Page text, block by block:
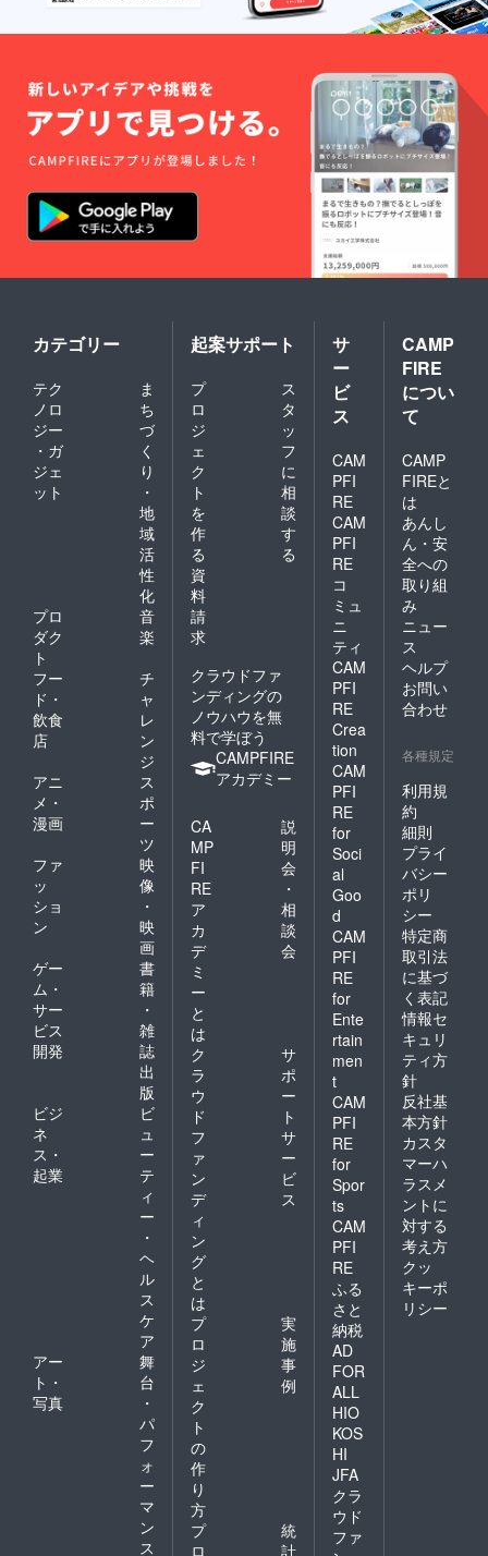
カテゴリー
テク
ノロ
ジー
・ガ
ジェ
ット
ま
ち
づ
く
り
・
地
域
活
性
化
プロ
ダク
ト
音
楽
フー
ド・
飲食
店
チ
ャ
レ
ン
ジ
アニ
メ・
漫画
ス
ポ
ー
ツ
ファ
ッ
ショ
ン
映
像
・
映
画
ゲー
ム・
サー
ビス
開発
書
籍
・
雑
誌
出
版
ビジ
ネ
ス・
起業
ビ
ュ
ー
テ
ィ
ー
・
ヘ
ル
ス
ケ
ア
アー
ト・
写真
舞
台
・
パ
フ
ォ
ー
マ
ン
ス
起案サポート
プ
ロ
ジ
ェ
ク
ト
を
作
る
ス
タ
ッ
フ
に
相
談
す
る
資
料
請
求
クラウドファ
ンディングの
ノウハウを無
料で学ぼう
CAMPFIRE
アカデミー
CA
MP
FI
RE
ア
カ
デ
ミ
ー
と
は
説
明
会
・
相
談
会
ク
ラ
ウ
ド
フ
ァ
ン
デ
ィ
ン
グ
と
は
サ
ポ
ー
ト
サ
ー
ビ
ス
プ
ロ
ジ
ェ
ク
ト
の
作
り
方
実
施
事
例
プ
ロ
統
計
サ
ー
ビ
ス
CAM
PFI
RE
CAM
PFI
RE
コ
ミュ
ニ
ティ
CAM
PFI
RE
Crea
tion
CAM
PFI
RE
for
Soci
al
Goo
d
CAM
PFI
RE
for
Ente
rtain
men
t
CAM
PFI
RE
for
Spor
ts
CAM
PFI
RE
ふる
さと
納税
AD
FOR
ALL
HIO
KOS
HI
JFA
クラ
ウド
ファ
CAMP
FIRE
につい
て
CAMP
FIREと
は
あんし
ん・安
全への
取り組
み
ニュー
ス
ヘルプ
お問い
合わせ
各種規定
利用規
約
細則
プライ
バシー
ポリ
シー
特定商
取引法
に基づ
く表記
情報セ
キュリ
ティ方
針
反社基
本方針
カスタ
マーハ
ラスメ
ントに
対する
考え方
クッ
キーポ
リシー